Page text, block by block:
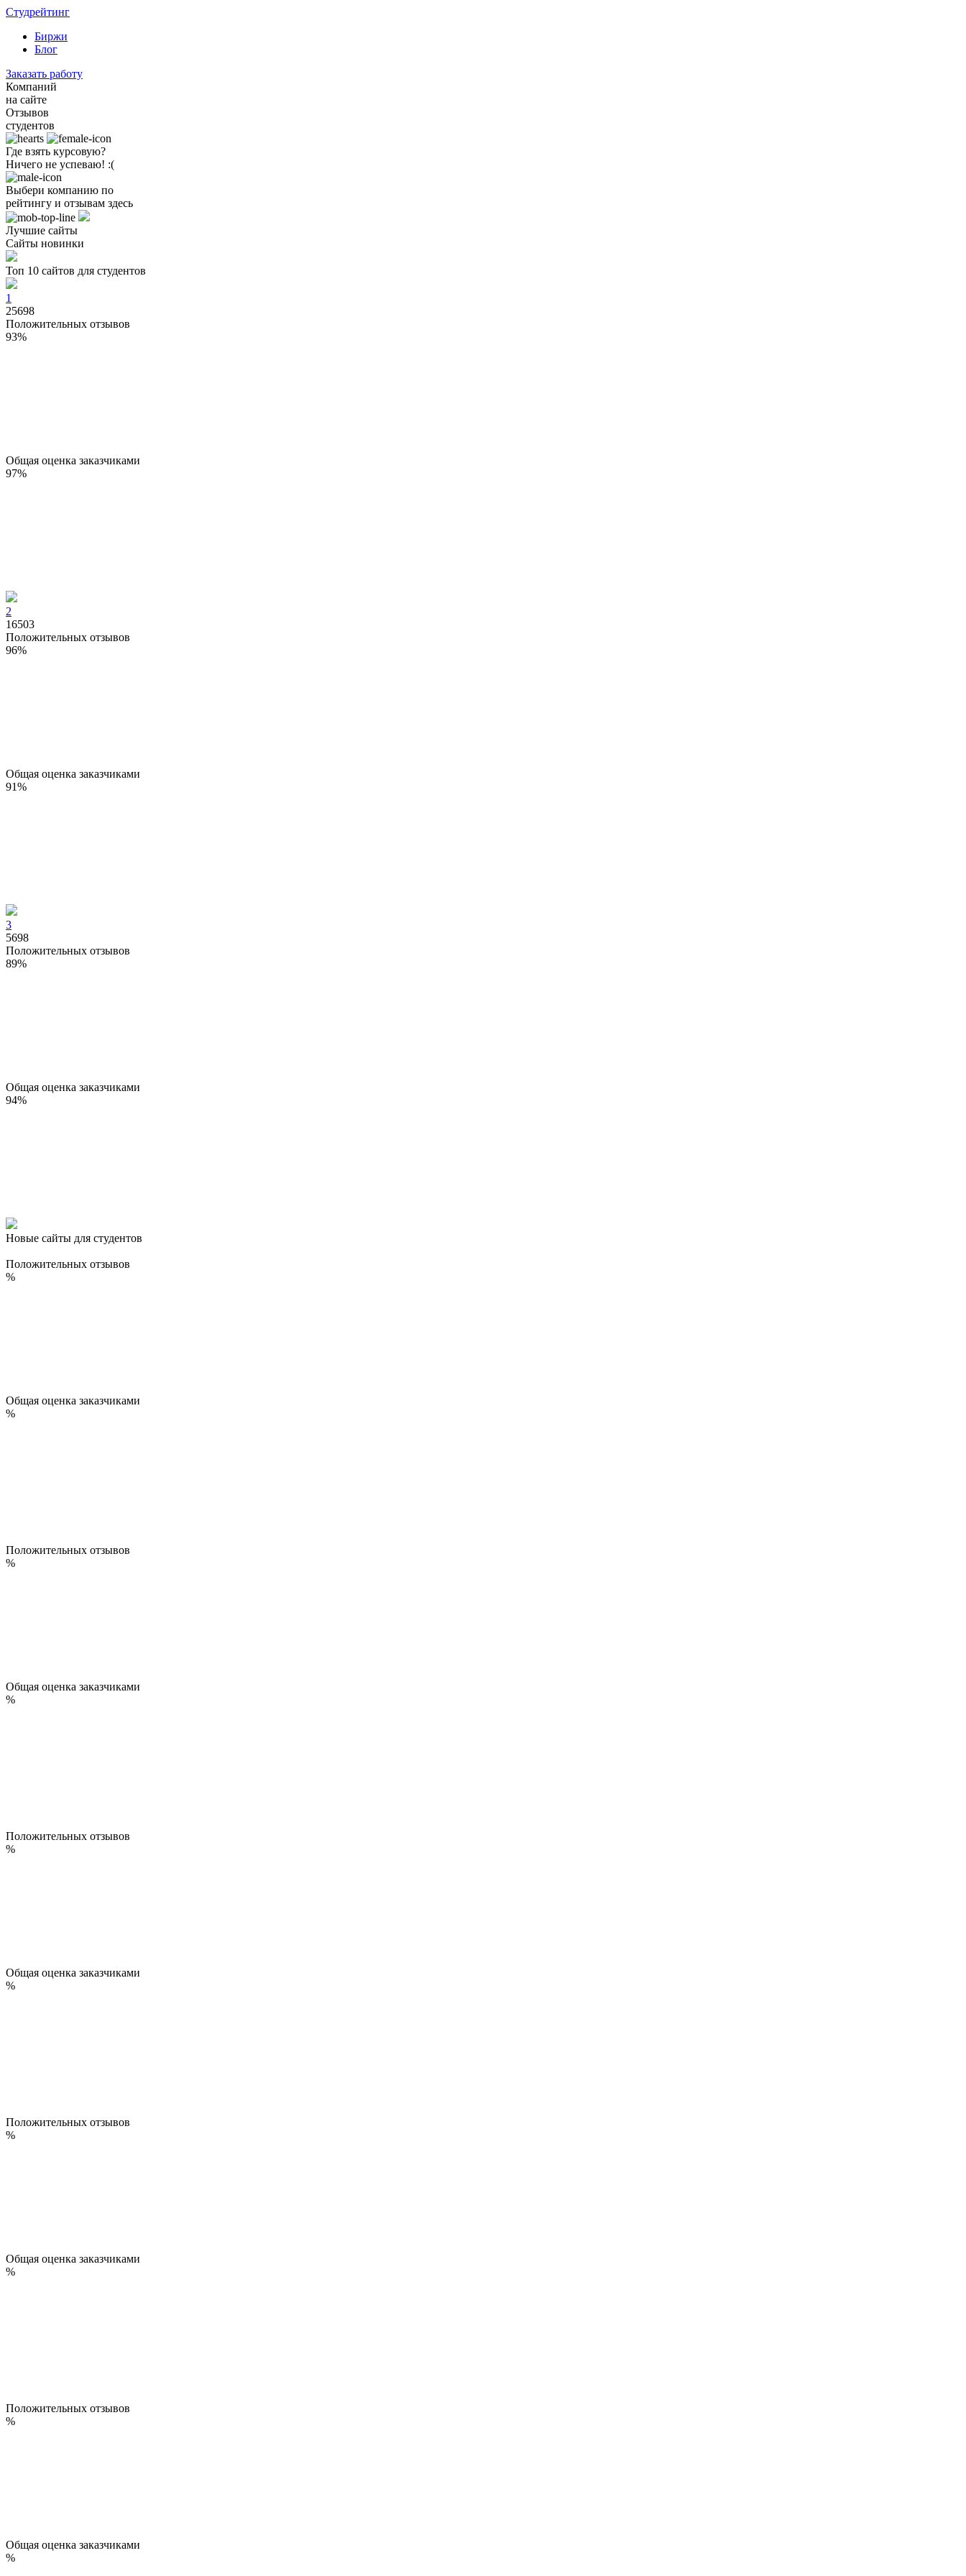
Студрейтинг
Биржи
Блог
Заказать работу
Компаний
на сайте
Отзывов
студентов
Где взять курсовую?
Ничего не успеваю! :(
Выбери компанию по
рейтингу и отзывам здесь
Лучшие сайты
Сайты новинки
Топ 10 сайтов для студентов
1
25698
Положительных отзывов
93%
Общая оценка заказчиками
97%
2
16503
Положительных отзывов
96%
Общая оценка заказчиками
91%
3
5698
Положительных отзывов
89%
Общая оценка заказчиками
94%
Новые сайты для студентов
Положительных отзывов
%
Общая оценка заказчиками
%
Положительных отзывов
%
Общая оценка заказчиками
%
Положительных отзывов
%
Общая оценка заказчиками
%
Положительных отзывов
%
Общая оценка заказчиками
%
Положительных отзывов
%
Общая оценка заказчиками
%